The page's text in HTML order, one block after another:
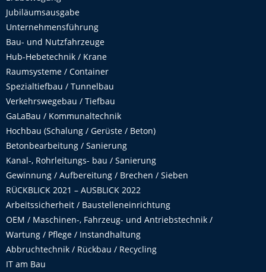
Jubiläumsausgabe
Unternehmensführung
Bau- und Nutzfahrzeuge
Hub-Hebetechnik / Krane
Raumsysteme / Container
Spezialtiefbau / Tunnelbau
Verkehrswegebau / Tiefbau
GaLaBau / Kommunaltechnik
Hochbau (Schalung / Gerüste / Beton)
Betonbearbeitung / Sanierung
Kanal-, Rohrleitungs- bau / Sanierung
Gewinnung / Aufbereitung / Brechen / Sieben
RÜCKBLICK 2021 – AUSBLICK 2022
Arbeitssicherheit / Baustelleneinrichtung
OEM / Maschinen-, Fahrzeug- und Antriebstechnik /
Wartung / Pflege / Instandhaltung
Abbruchtechnik / Rückbau / Recycling
IT am Bau